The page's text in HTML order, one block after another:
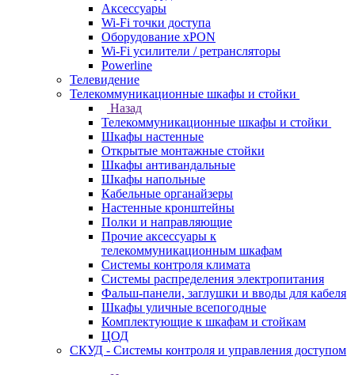
Аксессуары
Wi-Fi точки доступа
Оборудование хPON
Wi-Fi усилители / ретрансляторы
Powerline
Телевидение
Телекоммуникационные шкафы и стойки
Назад
Телекоммуникационные шкафы и стойки
Шкафы настенные
Открытые монтажные стойки
Шкафы антивандальные
Шкафы напольные
Кабельные органайзеры
Настенные кронштейны
Полки и направляющие
Прочие аксессуары к
телекоммуникационным шкафам
Системы контроля климата
Системы распределения электропитания
Фальш-панели, заглушки и вводы для кабеля
Шкафы уличные всепогодные
Комплектующие к шкафам и стойкам
ЦОД
СКУД - Системы контроля и управления доступом